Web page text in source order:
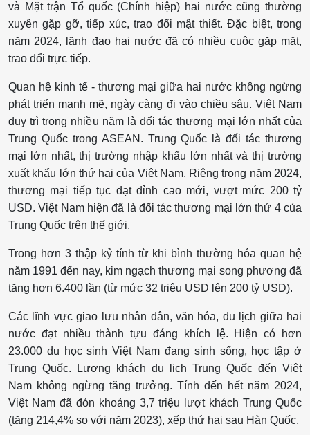
và Mặt trận Tổ quốc (Chính hiệp) hai nước cũng thường
xuyên gặp gỡ, tiếp xúc, trao đổi mật thiết. Đặc biệt, trong
năm 2024, lãnh đạo hai nước đã có nhiều cuộc gặp mặt,
trao đổi trực tiếp.
Quan hệ kinh tế - thương mại giữa hai nước không ngừng
phát triển mạnh mẽ, ngày càng đi vào chiều sâu. Việt Nam
duy trì trong nhiều năm là đối tác thương mại lớn nhất của
Trung Quốc trong ASEAN. Trung Quốc là đối tác thương
mại lớn nhất, thị trường nhập khẩu lớn nhất và thị trường
xuất khẩu lớn thứ hai của Việt Nam. Riêng trong năm 2024,
thương mại tiếp tục đạt đỉnh cao mới, vượt mức 200 tỷ
USD. Việt Nam hiện đã là đối tác thương mại lớn thứ 4 của
Trung Quốc trên thế giới.
Trong hơn 3 thập kỷ tính từ khi bình thường hóa quan hệ
năm 1991 đến nay, kim ngạch thương mại song phương đã
tăng hơn 6.400 lần (từ mức 32 triệu USD lên 200 tỷ USD).
Các lĩnh vực giao lưu nhân dân, văn hóa, du lịch giữa hai
nước đạt nhiều thành tựu đáng khích lệ. Hiện có hơn
23.000 du học sinh Việt Nam đang sinh sống, học tập ở
Trung Quốc. Lượng khách du lịch Trung Quốc đến Việt
Nam không ngừng tăng trưởng. Tính đến hết năm 2024,
Việt Nam đã đón khoảng 3,7 triệu lượt khách Trung Quốc
(tăng 214,4% so với năm 2023), xếp thứ hai sau Hàn Quốc.